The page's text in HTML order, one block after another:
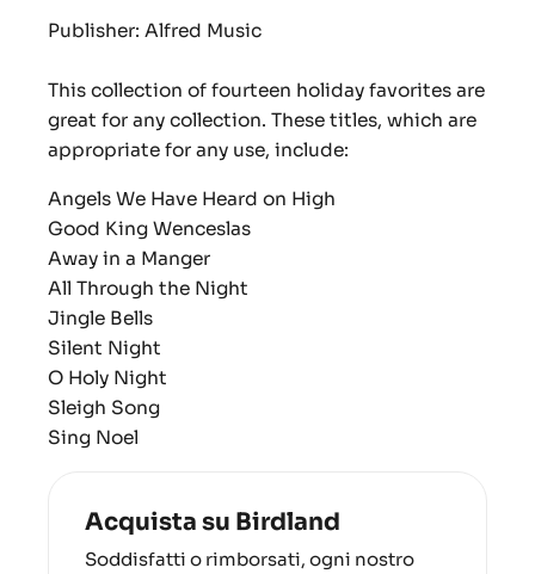
Publisher: Alfred Music
This collection of fourteen holiday favorites are
great for any collection. These titles, which are
appropriate for any use, include:
Angels We Have Heard on High
Good King Wenceslas
Away in a Manger
All Through the Night
Jingle Bells
Silent Night
O Holy Night
Sleigh Song
Sing Noel
Acquista su Birdland
Soddisfatti o rimborsati, ogni nostro